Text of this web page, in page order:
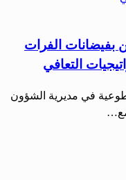
بفيضانات الفرات
التعافي
في مديرية الشؤون
مع…